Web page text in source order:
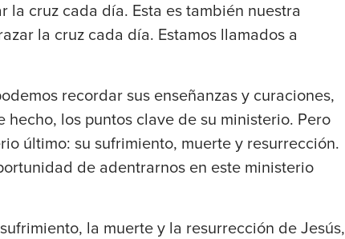
la cruz cada día. Esta es también nuestra
la cruz cada día. Estamos llamados a
recordar sus enseñanzas y curaciones,
hecho, los puntos clave de su ministerio. Pero
último: su sufrimiento, muerte y resurrección.
de adentrarnos en este ministerio
la muerte y la resurrección de Jesús,